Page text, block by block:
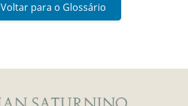
Voltar para o Glossário